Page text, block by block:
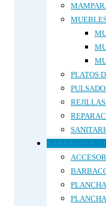
PLATOS
BARBACOAS Y